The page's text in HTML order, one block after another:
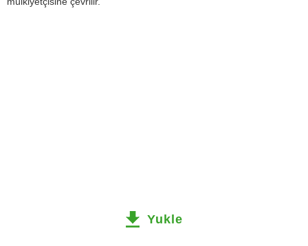
Yukle